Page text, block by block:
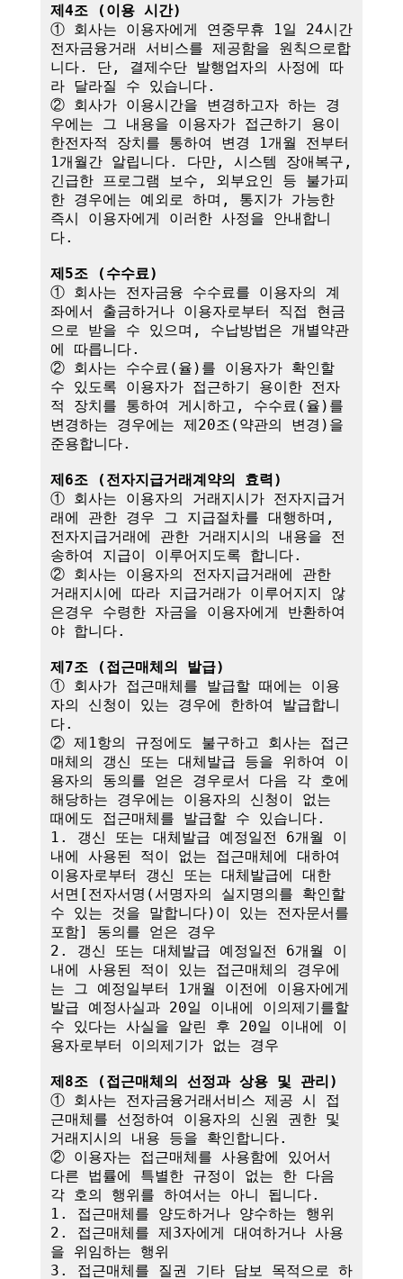
제4조 (이용 시간)
① 회사는 이용자에게 연중무휴 1일 24시간
전자금융거래 서비스를 제공함을 원칙으로합
니다. 단, 결제수단 발행업자의 사정에 따
라 달라질 수 있습니다.
② 회사가 이용시간을 변경하고자 하는 경
우에는 그 내용을 이용자가 접근하기 용이
한전자적 장치를 통하여 변경 1개월 전부터
1개월간 알립니다. 다만, 시스템 장애복구,
긴급한 프로그램 보수, 외부요인 등 불가피
한 경우에는 예외로 하며, 통지가 가능한
즉시 이용자에게 이러한 사정을 안내합니
다.
제5조 (수수료)
① 회사는 전자금융 수수료를 이용자의 계
좌에서 출금하거나 이용자로부터 직접 현금
으로 받을 수 있으며, 수납방법은 개별약관
에 따릅니다.
② 회사는 수수료(율)를 이용자가 확인할
수 있도록 이용자가 접근하기 용이한 전자
적 장치를 통하여 게시하고, 수수료(율)를
변경하는 경우에는 제20조(약관의 변경)을
준용합니다.
제6조 (전자지급거래계약의 효력)
① 회사는 이용자의 거래지시가 전자지급거
래에 관한 경우 그 지급절차를 대행하며,
전자지급거래에 관한 거래지시의 내용을 전
송하여 지급이 이루어지도록 합니다.
② 회사는 이용자의 전자지급거래에 관한
거래지시에 따라 지급거래가 이루어지지 않
은경우 수령한 자금을 이용자에게 반환하여
야 합니다.
제7조 (접근매체의 발급)
① 회사가 접근매체를 발급할 때에는 이용
자의 신청이 있는 경우에 한하여 발급합니
다.
② 제1항의 규정에도 불구하고 회사는 접근
매체의 갱신 또는 대체발급 등을 위하여 이
용자의 동의를 얻은 경우로서 다음 각 호에
해당하는 경우에는 이용자의 신청이 없는
때에도 접근매체를 발급할 수 있습니다.
1. 갱신 또는 대체발급 예정일전 6개월 이
내에 사용된 적이 없는 접근매체에 대하여
이용자로부터 갱신 또는 대체발급에 대한
서면[전자서명(서명자의 실지명의를 확인할
수 있는 것을 말합니다)이 있는 전자문서를
포함] 동의를 얻은 경우
2. 갱신 또는 대체발급 예정일전 6개월 이
내에 사용된 적이 있는 접근매체의 경우에
는 그 예정일부터 1개월 이전에 이용자에게
발급 예정사실과 20일 이내에 이의제기를할
수 있다는 사실을 알린 후 20일 이내에 이
용자로부터 이의제기가 없는 경우
제8조 (접근매체의 선정과 상용 및 관리)
① 회사는 전자금융거래서비스 제공 시 접
근매체를 선정하여 이용자의 신원 권한 및
거래지시의 내용 등을 확인합니다.
② 이용자는 접근매체를 사용함에 있어서
다른 법률에 특별한 규정이 없는 한 다음
각 호의 행위를 하여서는 아니 됩니다.
1. 접근매체를 양도하거나 양수하는 행위
2. 접근매체를 제3자에게 대여하거나 사용
을 위임하는 행위
3. 접근매체를 질권 기타 담보 목적으로 하